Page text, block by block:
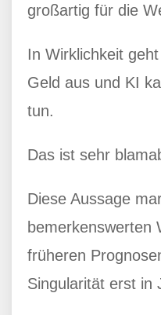
großartig für die
In Wirklichkeit
Geld aus und KI
tun.
Das ist sehr
Diese Aussage
bemerkenswerten
früheren
Singularität erst in